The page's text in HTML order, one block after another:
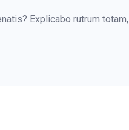
Explicabo rutrum